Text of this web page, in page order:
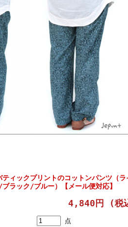
ティックプリントのコットンパンツ（ラ
ブラック/ブルー）【メール便対応】
4,840円 (税
点